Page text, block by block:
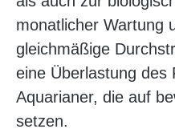
monatlicher Wartung
gleichmäßige
eine Überlastung des
Aquarianer, die auf
setzen.